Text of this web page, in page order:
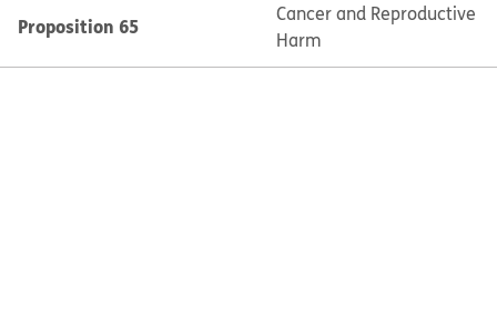
Proposition 65
Cancer and Reproductive
Harm